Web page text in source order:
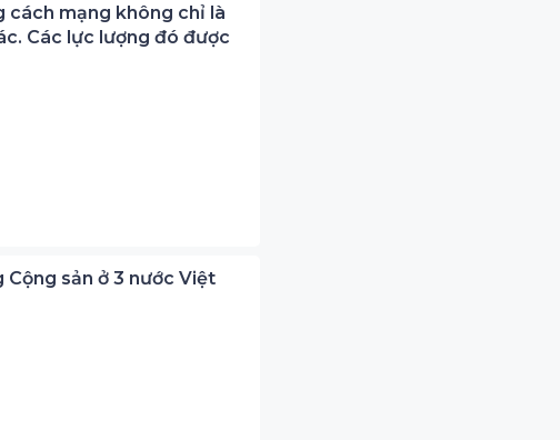
cách mạng không chỉ là
Các lực lượng đó được
sản ở 3 nước Việt